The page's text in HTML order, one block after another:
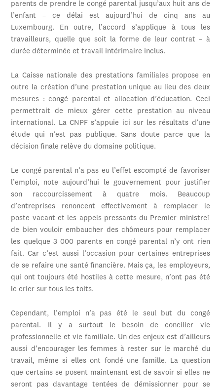
parents de prendre le congé parental jusqu’aux huit ans de
l’enfant – ce délai est aujourd’hui de cinq ans au
Luxembourg. En outre, l’accord s’applique à tous les
travailleurs, quelle que soit la forme de leur contrat – à
durée déterminée et travail intérimaire inclus.
La Caisse nationale des prestations familiales propose en
outre la création d’une prestation unique au lieu des deux
mesures : congé parental et allocation d’éducation. Ceci
permettrait de mieux gérer cette prestation au niveau
international. La CNPF s’appuie ici sur les résultats d’une
étude qui n’est pas publique. Sans doute parce que la
décision finale relève du domaine politique.
Le congé parental n’a pas eu l’effet escompté de favoriser
l’emploi, note aujourd’hui le gouvernement pour justifier
son raccourcissement à quatre mois. Beaucoup
d’entreprises renoncent effectivement à remplacer le
poste vacant et les appels pressants du Premier ministre1
de bien vouloir embaucher des chômeurs pour remplacer
les quelque 3 000 parents en congé parental n’y ont rien
fait. Car c’est aussi l’occasion pour certaines entreprises
de se refaire une santé financière. Mais ça, les employeurs,
qui ont toujours été hostiles à cette mesure, n’ont pas été
le crier sur tous les toits.
Cependant, l’emploi n’a pas été le seul but du congé
parental. Il y a surtout le besoin de concilier vie
professionnelle et vie familiale. Un des enjeux est d’ailleurs
aussi d’encourager les femmes à rester sur le marché du
travail, même si elles ont fondé une famille. La question
que certains se posent maintenant est de savoir si elles ne
seront pas davantage tentées de démissionner pour se